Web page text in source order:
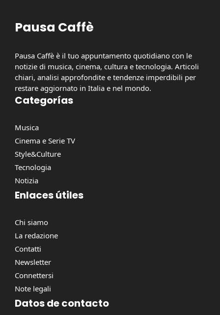
Pausa Caffè
Pausa Caffè è il tuo appuntamento quotidiano con le
notizie di musica, cinema, cultura e tecnologia. Articoli
chiari, analisi approfondite e tendenze imperdibili per
restare aggiornato in Italia e nel mondo.
Categorías
Musica
Cinema e Serie TV
Style&Culture
Tecnologia
Notizia
Enlaces útiles
Chi siamo
La redazione
Contatti
Newsletter
Connettersi
Note legali
Datos de contacto